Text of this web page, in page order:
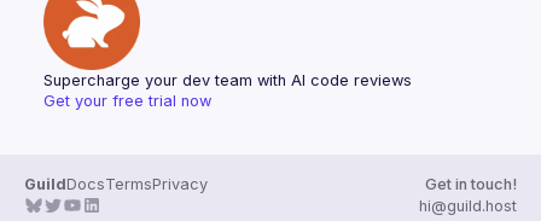
Supercharge your dev team with AI code reviews
Get your free trial now
GuildDocsTermsPrivacy
Get in touch!
hi@guild.host